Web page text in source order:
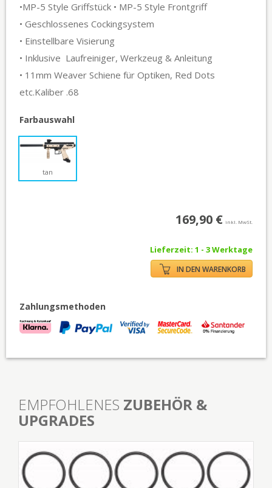
•MP-5 Style Griffstück • MP-5 Style Frontgriff
• Geschlossenes Cockingsystem
• Einstellbare Visierung
• Inklusive Laufreiniger, Werkzeug & Anleitung
• 11mm Weaver Schiene für Optiken, Red Dots
etc.Kaliber .68
Farbauswahl
tan
169,90 € inkl. MwSt.
Lieferzeit: 1 - 3 Werktage
IN DEN WARENKORB
Zahlungsmethoden
EMPFOHLENES ZUBEHÖR &
UPGRADES